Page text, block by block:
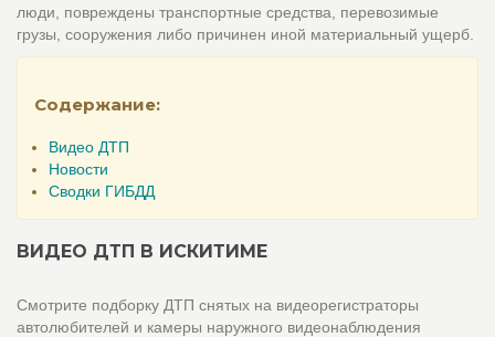
люди, повреждены транспортные средства, перевозимые
грузы, сооружения либо причинен иной материальный ущерб.
Содержание:
Видео ДТП
Новости
Сводки ГИБДД
ВИДЕО ДТП В ИСКИТИМЕ
Смотрите подборку ДТП снятых на видеорегистраторы
автолюбителей и камеры наружного видеонаблюдения